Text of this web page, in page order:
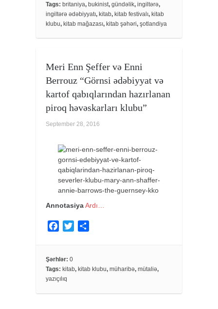
b
o
o
k
t
e
r
e
Tags: britaniya, bukinist, gündəlik, ingiltərə,
ingiltərə ədəbiyyatı, kitab, kitab festivalı, kitab
klubu, kitab mağazası, kitab şəhəri, şotlandiya
Meri Enn Şeffer və Enni
Berrouz “Görnsi ədəbiyyat və
kartof qabıqlarından hazırlanan
piroq həvəskarları klubu”
September 28, 2016
AnnotasiyaArdı…
e
b
o
o
t
r
e
Şərhlər: 0
Tags: kitab, kitab klubu, müharibə, mütaliə,
yazıçılıq